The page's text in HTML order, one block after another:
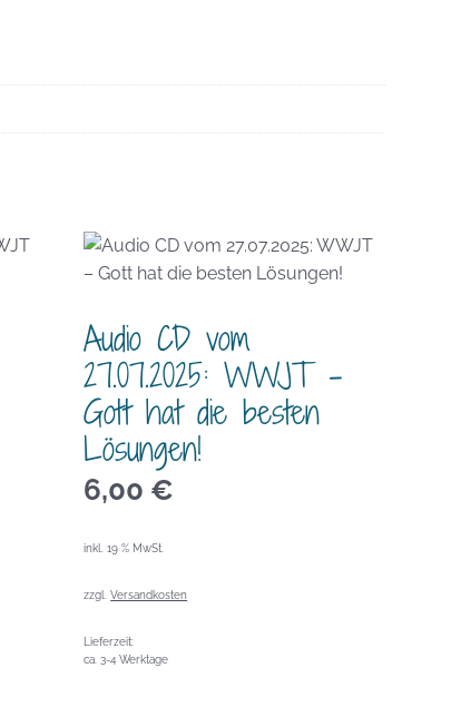
Audio CD vom
27.07.2025: WWJT –
Gott hat die besten
Lösungen!
6,00 €
inkl. 19 % MwSt.
zzgl.Versandkosten
Lieferzeit:
ca. 3-4 Werktage